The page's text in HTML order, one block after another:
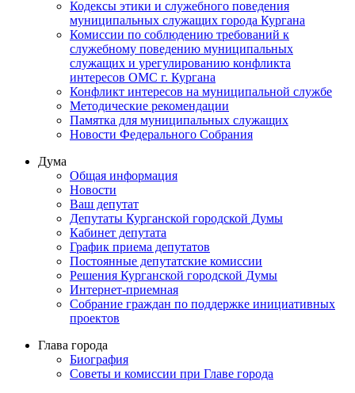
Кодексы этики и служебного поведения
муниципальных служащих города Кургана
Комиссии по соблюдению требований к
служебному поведению муниципальных
служащих и урегулированию конфликта
интересов ОМС г. Кургана
Конфликт интересов на муниципальной службе
Методические рекомендации
Памятка для муниципальных служащих
Новости Федерального Cобрания
Дума
Общая информация
Новости
Ваш депутат
Депутаты Курганской городской Думы
Кабинет депутата
График приема депутатов
Постоянные депутатские комиссии
Решения Курганской городской Думы
Интернет-приемная
Собрание граждан по поддержке инициативных
проектов
Глава города
Биография
Советы и комиссии при Главе города